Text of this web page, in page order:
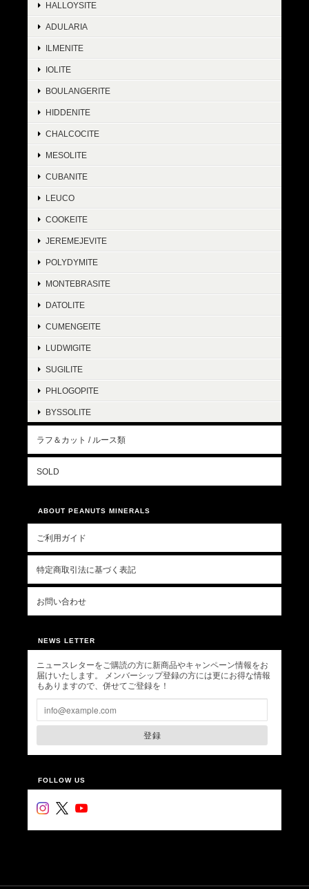
HALLOYSITE
ADULARIA
ILMENITE
IOLITE
BOULANGERITE
HIDDENITE
CHALCOCITE
MESOLITE
CUBANITE
LEUCO
COOKEITE
JEREMEJEVITE
POLYDYMITE
MONTEBRASITE
DATOLITE
CUMENGEITE
LUDWIGITE
SUGILITE
PHLOGOPITE
BYSSOLITE
ラフ＆カット / ルース類
SOLD
ABOUT PEANUTS MINERALS
ご利用ガイド
特定商取引法に基づく表記
お問い合わせ
NEWS LETTER
ニュースレターをご購読の方に新商品やキャンペーン情報をお
届けいたします。 メンバーシップ登録の方には更にお得な情報
もありますので、併せてご登録を！
登録
FOLLOW US